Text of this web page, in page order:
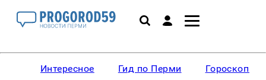
Интересное Гид по Перми Гороскопы